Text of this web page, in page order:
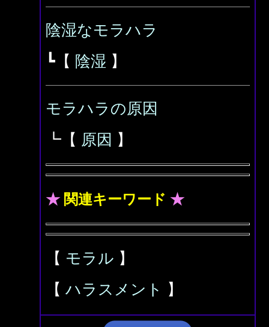
陰湿なモラハラ
┗【 陰湿 】
モラハラの原因
┗【 原因 】
★ 関連キーワード ★
【 モラル 】
【 ハラスメント 】